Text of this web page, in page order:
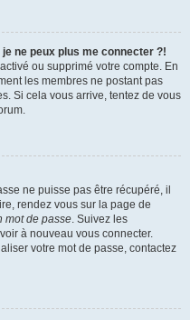
ne peux plus me connecter ?!
ou supprimé votre compte. En
les membres ne postant pas
Si cela vous arrive, tentez de vous
ne puisse pas être récupéré, il
rendez vous sur la page de
mot de passe . Suivez les
à nouveau vous connecter.
votre mot de passe, contactez